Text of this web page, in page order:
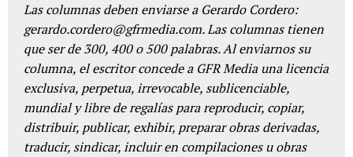
Las columnas deben enviarse a Gerardo Cordero:
gerardo.cordero@gfrmedia.com. Las columnas tienen
que ser de 300, 400 o 500 palabras. Al enviarnos su
columna, el escritor concede a GFR Media una licencia
exclusiva, perpetua, irrevocable, sublicenciable,
mundial y libre de regalías para reproducir, copiar,
distribuir, publicar, exhibir, preparar obras derivadas,
traducir, sindicar, incluir en compilaciones u obras